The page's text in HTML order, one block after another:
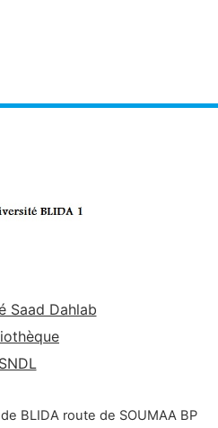
Saad Dahlab
SNDL
BLIDA route de SOUMAA BP